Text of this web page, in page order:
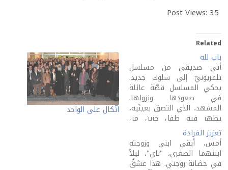
Post Views: 35
Related
باب لله
أتى صديقي من مسلسل
تلفزيونيّ إلى سلوك جديد.
يحكي المسلسل قصّة عائلة
في صعودها ونزولها.
المشهد، الذي التصق بعينَيه،
يظهر فيه طفل حزين من
غياب أبيه عن حفلة مواهب،
أعدّتها مدرسته، كانت له
مشاركة فيها. رأى، صديقي
وطفل المسلسل معه، أنّ
اتّكال على الواحد
تعزيز الفرادة
أمس، أبقى ابني وزوجته
ابنتهما الصغرى، "ناي"، ليلاً
في حضانة زوجتي. هذا عشقٌ